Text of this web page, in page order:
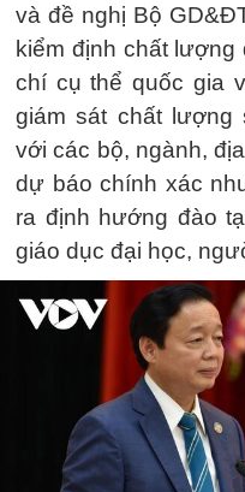
và đề nghị Bộ
kiểm định chất
chí cụ thể quốc gia
giám sát chất lượng
với các bộ, ngành,
dự báo chính xác
ra định hướng đào
giáo dục đại học,